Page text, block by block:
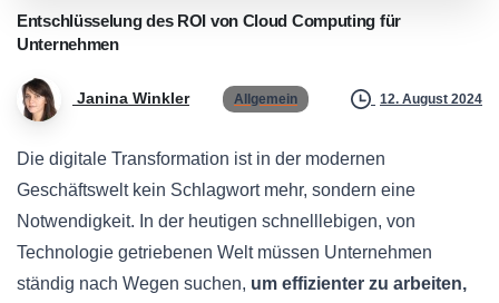
Entschlüsselung des ROI von Cloud Computing für
Unternehmen
Janina Winkler Allgemein 12. August 2024
Die digitale Transformation ist in der modernen
Geschäftswelt kein Schlagwort mehr, sondern eine
Notwendigkeit. In der heutigen schnelllebigen, von
Technologie getriebenen Welt müssen Unternehmen
ständig nach Wegen suchen, um effizienter zu arbeiten,